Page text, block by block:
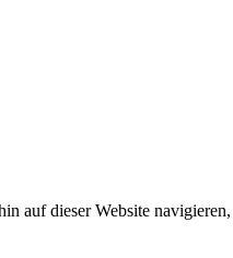
auf dieser Website